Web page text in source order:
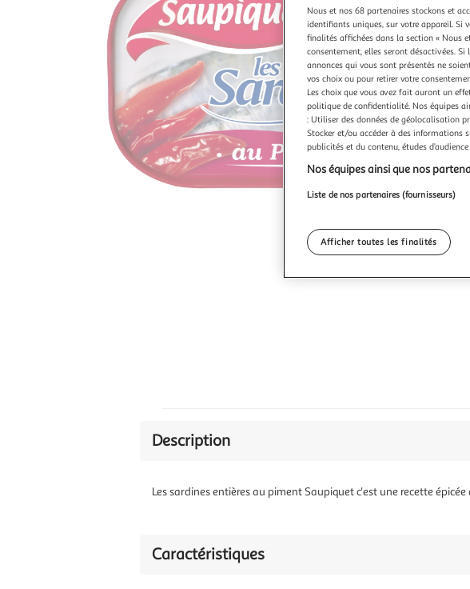
Description
Les sardines entières au piment Saupiquet c'est une recette
Caractéristiques
Nous et nos 68 partenaires stockons et
identifiants uniques, sur votre appareil. Si
finalités affichées dans la section « Nous
consentement, elles seront désactivées.
annonces qui vous sont présentés ne
vos choix ou pour retirer votre
Les choix que vous avez fait auront un
politique de confidentialité. Nos équipes
: Utiliser des données de géolocalisation
Stocker et/ou accéder à des informations
publicités et du contenu, études
Nos équipes ainsi que nos
Liste de nos partenaires (fournisseurs)
Afficher toutes les finalités